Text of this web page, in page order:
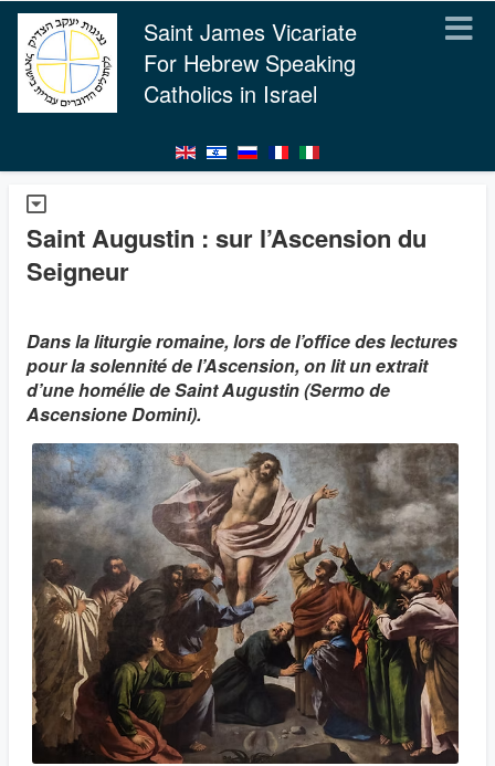
Saint James Vicariate
For Hebrew Speaking
Catholics in Israel
Saint Augustin : sur l’Ascension du
Seigneur
Dans la liturgie romaine, lors de l’office des lectures
pour la solennité de l’Ascension, on lit un extrait
d’une homélie de Saint Augustin (Sermo de
Ascensione Domini).